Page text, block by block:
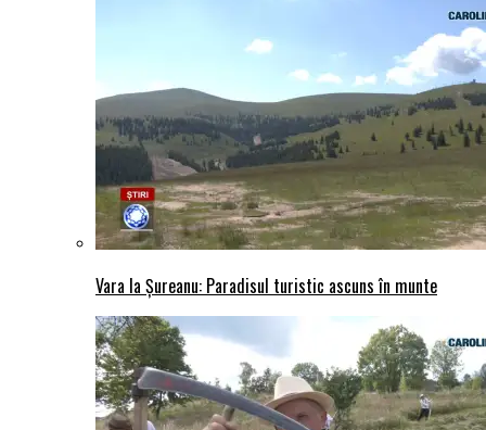
Vara la Șureanu: Paradisul turistic ascuns în munte